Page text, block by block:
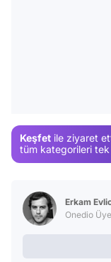
Keşfet ile ziyaret
tüm kategorileri tek
Erkam
Onedio